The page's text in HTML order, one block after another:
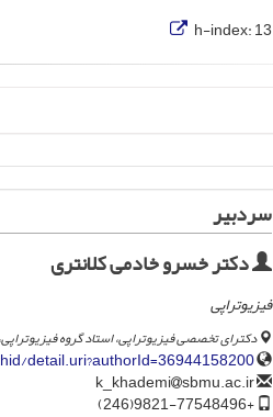
h-index:13
سردبیر
دکتر خسرو خادمی کلانتری
فیزیوتراپی
دکترای تخصصی فیزیوتراپی، استاد گروه
detail.uri?authorId=36944158200
sbmu.ac.ir
+9821-77548496(246)